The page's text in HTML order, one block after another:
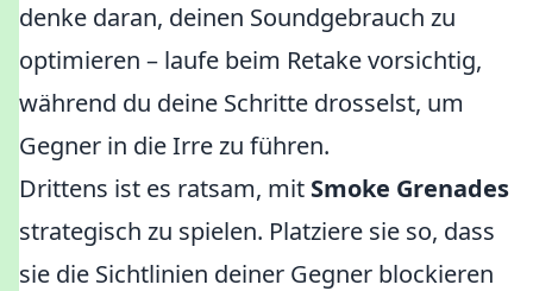
denke daran, deinen Soundgebrauch zu
optimieren – laufe beim Retake vorsichtig,
während du deine Schritte drosselst, um
Gegner in die Irre zu führen.
Drittens ist es ratsam, mit Smoke Grenades
strategisch zu spielen. Platziere sie so, dass
sie die Sichtlinien deiner Gegner blockieren